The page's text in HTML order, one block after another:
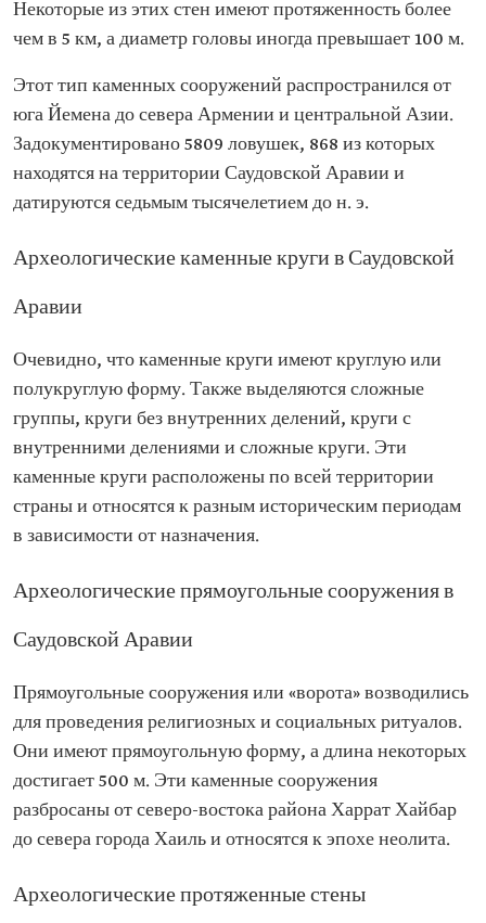
Некоторые из этих стен имеют протяженность более
чем в 5 км, а диаметр головы иногда превышает 100 м.
Этот тип каменных сооружений распространился от
юга Йемена до севера Армении и центральной Азии.
Задокументировано 5809 ловушек, 868 из которых
находятся на территории Саудовской Аравии и
датируются седьмым тысячелетием до н. э.
Археологические каменные круги в Саудовской
Аравии
Очевидно, что каменные круги имеют круглую или
полукруглую форму. Также выделяются сложные
группы, круги без внутренних делений, круги с
внутренними делениями и сложные круги. Эти
каменные круги расположены по всей территории
страны и относятся к разным историческим периодам
в зависимости от назначения.
Археологические прямоугольные сооружения в
Саудовской Аравии
Прямоугольные сооружения или «ворота» возводились
для проведения религиозных и социальных ритуалов.
Они имеют прямоугольную форму, а длина некоторых
достигает 500 м. Эти каменные сооружения
разбросаны от северо-востока района Харрат Хайбар
до севера города Хаиль и относятся к эпохе неолита.
Археологические протяженные стены